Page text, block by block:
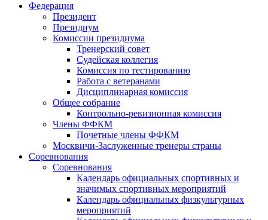
Федерация
Президент
Президиум
Комиссии президиума
Тренерский совет
Судейская коллегия
Комиссия по тестированию
Работа с ветеранами
Дисциплинарная комиссия
Общее собрание
Контрольно-ревизионная комиссия
Члены ФФКМ
Почетные члены ФФКМ
Москвичи-Заслуженные тренеры страны
Соревнования
Соревнования
Календарь официальных спортивных и
значимых спортивных мероприятий
Календарь официальных физкультурных
мероприятий